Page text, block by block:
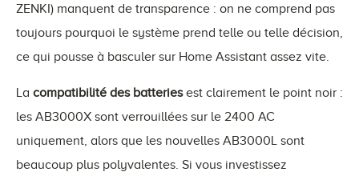
ZENKI) manquent de transparence : on ne comprend pas
toujours pourquoi le système prend telle ou telle décision,
ce qui pousse à basculer sur Home Assistant assez vite.
La compatibilité des batteriesest clairement le point noir :
les AB3000X sont verrouillées sur le 2400 AC
uniquement, alors que les nouvelles AB3000L sont
beaucoup plus polyvalentes. Si vous investissez